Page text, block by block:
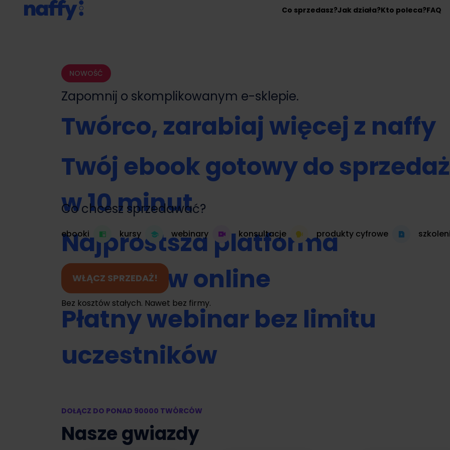
Co sprzedasz?Jak działa?Kto poleca?FAQ
NOWOŚĆ
Zapomnij o skomplikowanym e-sklepie.
Twórco, zarabiaj więcej z naffy
Twój ebook gotowy do
w 10 minut
Najprostsza platforma
do kursów online
Płatny webinar bez limitu
uczestników
Zamień swój produkt cyfrowy
Co chcesz sprzedawać?
ebooki kursy webinary konsultacje produkty cyfrowe
WŁĄCZ SPRZEDAŻ!
Bez kosztów stałych. Nawet bez firmy.
DOŁĄCZ DO PONAD 90000 TWÓRCÓW
Nasze gwiazdy